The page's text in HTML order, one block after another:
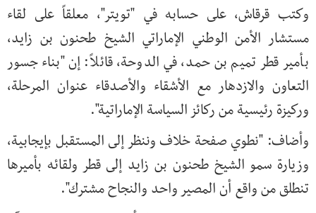
وكتب قرقاش، على حسابه في "تويتر"، معلقاً على لقاء
مستشار الأمن الوطني الإماراتي الشيخ طحنون بن زايد،
بأمير قطر تميم بن حمد، في الدوحة، قائلاً: إن "بناء جسور
التعاون والازدهار مع الأشقاء والأصدقاء عنوان المرحلة،
وركيزة رئيسية من ركائز السياسة الإماراتية".
وأضاف: "نطوي صفحة خلاف وننظر إلى المستقبل بإيجابية،
وزيارة سمو الشيخ طحنون بن زايد إلى قطر ولقائه بأميرها
تنطلق من واقع أن المصير واحد والنجاح مشترك".